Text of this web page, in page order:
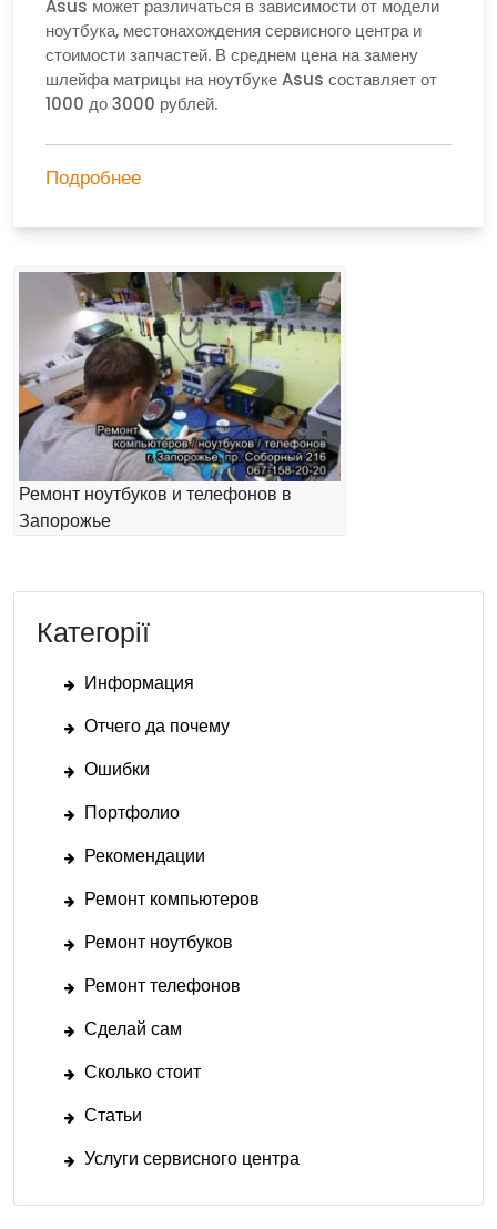
Asus может различаться в зависимости от модели
ноутбука, местонахождения сервисного центра и
стоимости запчастей. В среднем цена на замену
шлейфа матрицы на ноутбуке Asus составляет от
1000 до 3000 рублей.
Подробнее
Ремонт ноутбуков и телефонов в
Запорожье
Категорії
Информация
Отчего да почему
Ошибки
Портфолио
Рекомендации
Ремонт компьютеров
Ремонт ноутбуков
Ремонт телефонов
Сделай сам
Сколько стоит
Статьи
Услуги сервисного центра